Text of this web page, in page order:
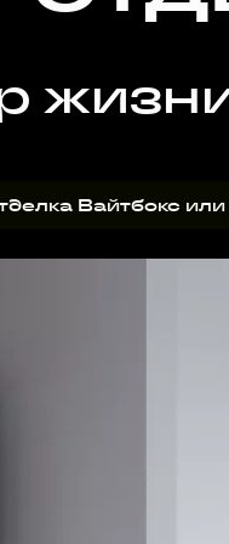
Вайтбокс